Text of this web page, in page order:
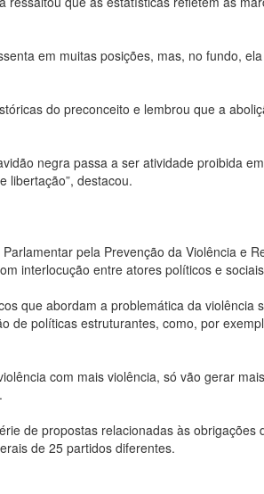
em muitas posições, mas, no fundo,
do preconceito e lembrou que a
negra passa a ser atividade proibida
libertação”, destacou.
pela Prevenção da Violência e
interlocução entre atores políticos e
que abordam a problemática da violência
de políticas estruturantes, como, por
com mais violência, só vão gerar
de propostas relacionadas às obrigações
de 25 partidos diferentes.